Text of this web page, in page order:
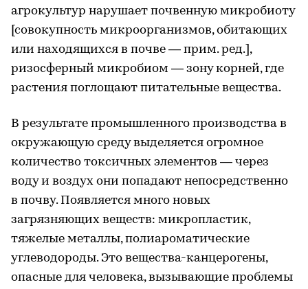
агрокультур нарушает почвенную микробиоту
[совокупность микроорганизмов, обитающих
или находящихся в почве — прим. ред.],
ризосферный микробиом — зону корней, где
растения поглощают питательные вещества.
В результате промышленного производства в
окружающую среду выделяется огромное
количество токсичных элементов — через
воду и воздух они попадают непосредственно
в почву. Появляется много новых
загрязняющих веществ: микропластик,
тяжелые металлы, полиароматические
углеводороды. Это вещества-канцерогены,
опасные для человека, вызывающие проблемы